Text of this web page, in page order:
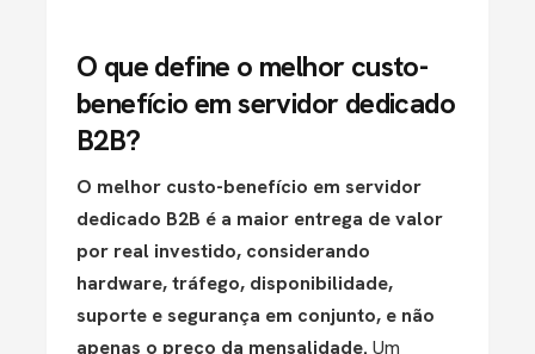
O que define o melhor custo-
benefício em servidor dedicado
B2B?
O melhor custo-benefício em servidor
dedicado B2B é a maior entrega de valor
por real investido, considerando
hardware, tráfego, disponibilidade,
suporte e segurança em conjunto, e não
apenas o preço da mensalidade. Um